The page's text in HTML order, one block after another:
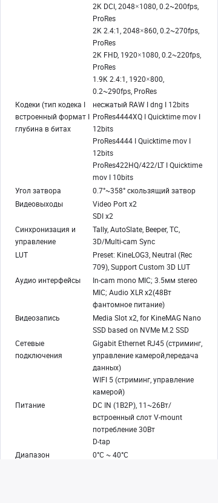
2K DCI, 2048×1080, 0.2~200fps,
ProRes
2K 2.4:1, 2048×860, 0.2~270fps,
ProRes
2K FHD, 1920×1080, 0.2~220fps,
ProRes
1.9K 2.4:1, 1920×800,
0.2~290fps, ProRes
Кодеки (тип кодека I
встроенный формат I
глубина в битах
несжатый RAW I dng I 12bits
ProRes4444XQ I Quicktime mov I
12bits
ProRes4444 I Quicktime mov I
12bits
ProRes422HQ/422/LT I Quicktime
mov I 10bits
Угол затвора
0.7°~358° скользящий затвор
Видеовыходы
Video Port x2
SDI x2
Синхронизация и
управление
Tally, AutoSlate, Beeper, TC,
3D/Multi-cam Sync
LUT
Preset: KineLOG3, Neutral (Rec
709), Support Custom 3D LUT
Аудио интерфейсы
In-cam mono MIC; 3.5мм stereo
MIC; Audio XLR x2(48Вт
фантомное питание)
Видеозапись
Media Slot x2, for KineMAG Nano
SSD based on NVMe M.2 SSD
Сетевые
подключения
Gigabit Ethernet RJ45 (стриминг,
управление камерой,передача
данных)
WIFI 5 (стриминг, управление
камерой)
Питание
DC IN (1B2P), 11~26Вт/
встроенный слот V-mount
потребление 30Вт
D-tap
Диапазон
0°C ~ 40°C